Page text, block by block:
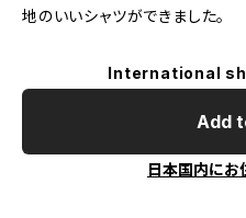
地のいいシャツができました。
International
Add
日本国内にお